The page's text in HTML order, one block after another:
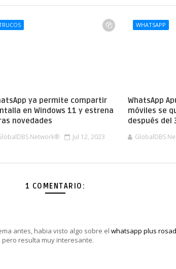
ya permite compartir
en Windows 11 y estrena
novedades
Network® Jul 12, 2023
WHATSAPP
WhatsApp
móviles se
después del
GlobalDBS
1 COMENTARIO:
antes, habia visto algo sobre el whatsapp plus
resulta muy interesante.